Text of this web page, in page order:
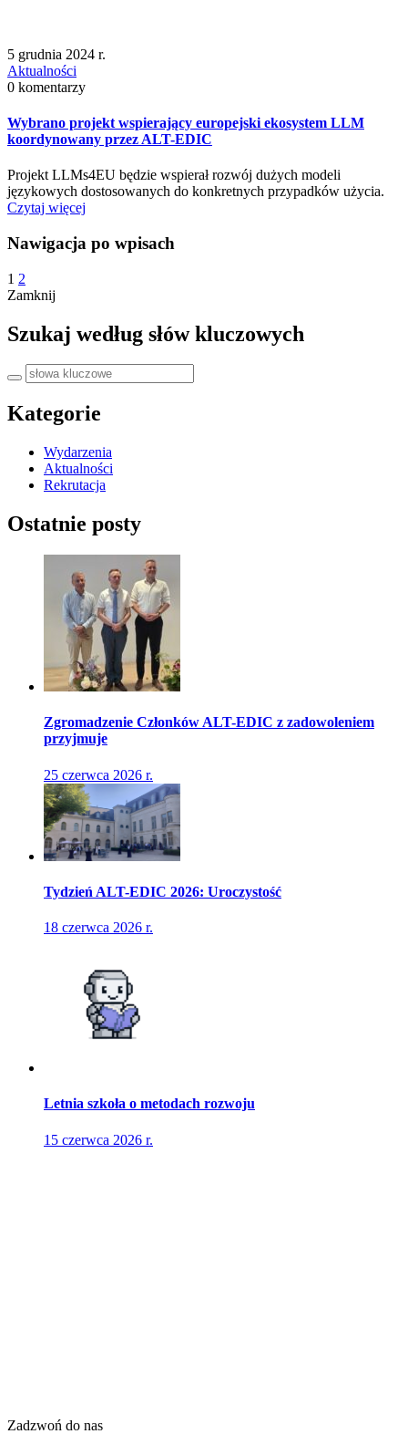
5 grudnia 2024 r.
Aktualności
0 komentarzy
Wybrano projekt wspierający europejski ekosystem LLM
koordynowany przez ALT-EDIC
Projekt LLMs4EU będzie wspierał rozwój dużych modeli
językowych dostosowanych do konkretnych przypadków użycia.
Czytaj więcej
Nawigacja po wpisach
1 2
Zamknij
Szukaj według słów kluczowych
Kategorie
Wydarzenia
Aktualności
Rekrutacja
Ostatnie posty
Zgromadzenie Członków ALT-EDIC z zadowoleniem
przyjmuje
25 czerwca 2026 r.
Tydzień ALT-EDIC 2026: Uroczystość
18 czerwca 2026 r.
Letnia szkoła o metodach rozwoju
15 czerwca 2026 r.
Zadzwoń do nas